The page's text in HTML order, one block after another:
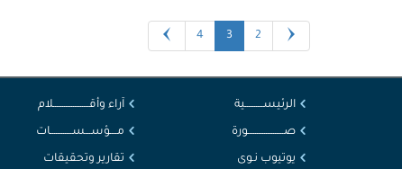
2
3
4
الرئيســــــــــية آراء وأقــــــــــــــــــــلام
صــــــــــــــــــــورة مــــؤســـســــــــــــات
يوتيوب نـوى تقارير وتحقيقات